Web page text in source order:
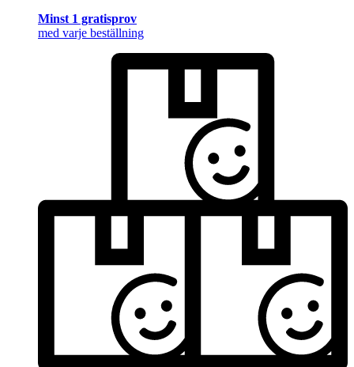
Minst 1 gratisprov
med varje beställning